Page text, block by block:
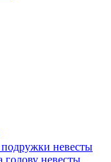
подружки невесты